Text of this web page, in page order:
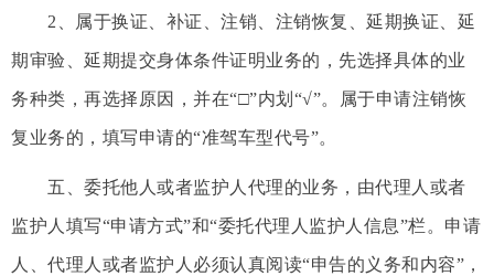
2、属于换证、补证、注销、注销恢复、延期换证、延
期审验、延期提交身体条件证明业务的，先选择具体的业
务种类，再选择原因，并在“□”内划“√”。属于申请注销恢
复业务的，填写申请的“准驾车型代号”。
五、委托他人或者监护人代理的业务，由代理人或者
监护人填写“申请方式”和“委托代理人监护人信息”栏。申请
人、代理人或者监护人必须认真阅读“申告的义务和内容”，